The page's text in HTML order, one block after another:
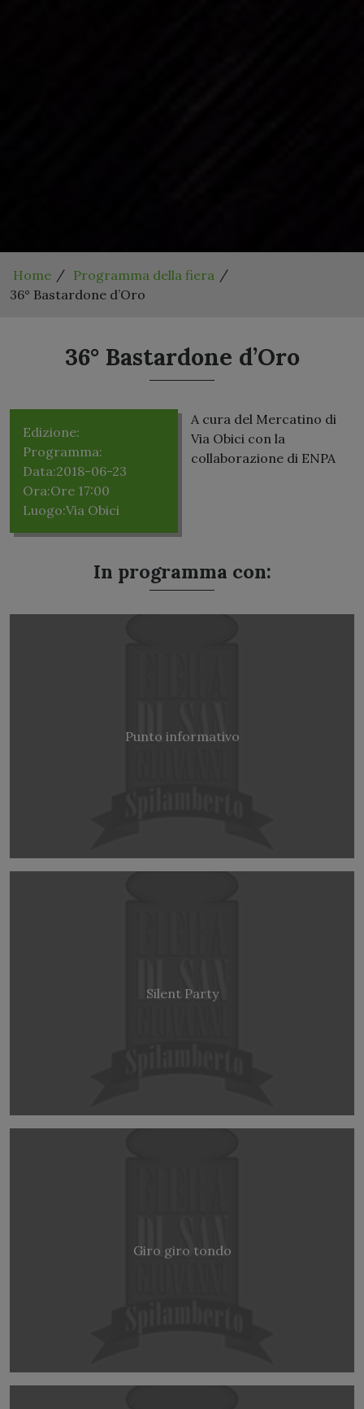
Home
Programma della fiera
36° Bastardone d’Oro
36° Bastardone d’Oro
Edizione:
Programma:
Data:2018-06-23
Ora:Ore 17:00
Luogo:Via Obici
A cura del Mercatino di
Via Obici con la
collaborazione di ENPA
In programma con:
Punto informativo
Silent Party
Giro giro tondo